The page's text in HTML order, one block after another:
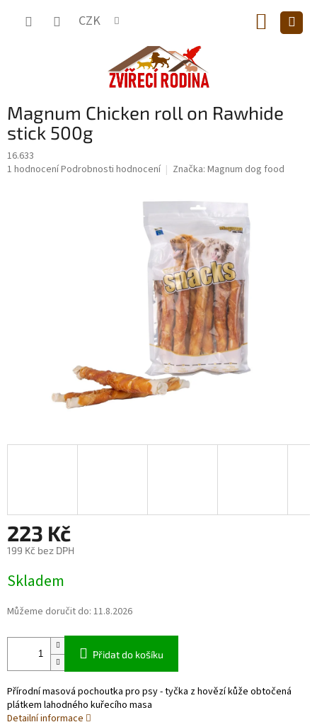
CZK
KOŠÍK
Magnum Chicken roll on Rawhide
stick 500g
16.633
Průměrné
1 hodnoceníPodrobnosti hodnocení Značka: Magnum dog food
223 Kč
199 Kč bez DPH
cena:
Skladem
Můžeme doručit do: 11.8.2026
Přidat do košíku
Přírodní masová pochoutka pro psy - tyčka z hovězí kůže obtočená
plátkem lahodného kuřecího masa
Detailní informace